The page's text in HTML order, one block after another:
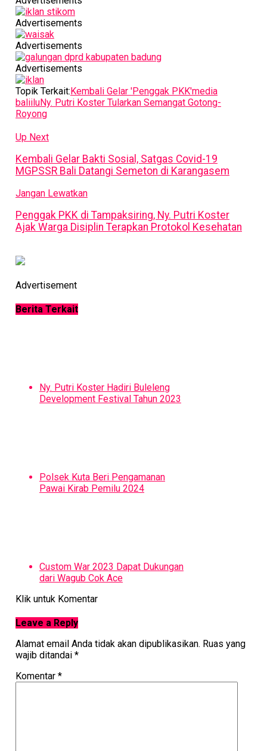
Advertisements
Advertisements
Advertisements
Topik Terkait:Kembali Gelar 'Penggak PKK'media
baliiluNy. Putri Koster Tularkan Semangat Gotong-
Royong
Up Next
Kembali Gelar Bakti Sosial, Satgas Covid-19
MGPSSR Bali Datangi Semeton di Karangasem
Jangan Lewatkan
Penggak PKK di Tampaksiring, Ny. Putri Koster
Ajak Warga Disiplin Terapkan Protokol Kesehatan
Advertisement
Berita Terkait
Ny. Putri Koster Hadiri Buleleng
Development Festival Tahun 2023
Polsek Kuta Beri Pengamanan
Pawai Kirab Pemilu 2024
Custom War 2023 Dapat Dukungan
dari Wagub Cok Ace
Klik untuk Komentar
Leave a Reply
Alamat email Anda tidak akan dipublikasikan. Ruas yang
wajib ditandai *
Komentar *